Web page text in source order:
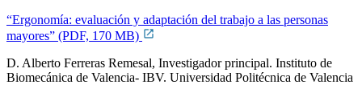
“Ergonomía: evaluación y adaptación del trabajo a las personas
mayores” (PDF, 170 MB)
D. Alberto Ferreras Remesal, Investigador principal. Instituto de
Biomecánica de Valencia- IBV. Universidad Politécnica de Valencia